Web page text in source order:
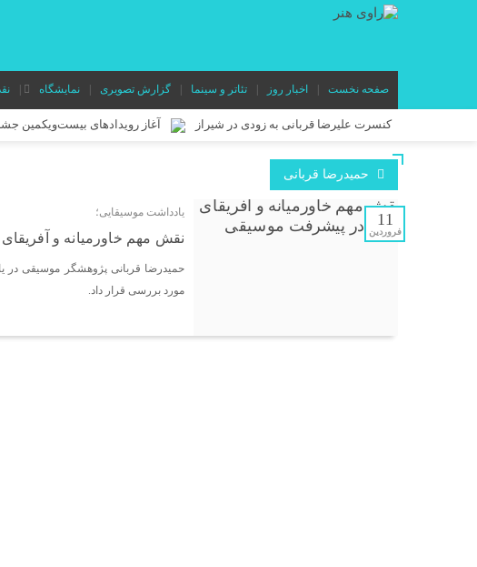
صفحه نخست اخبار روز تئاتر و سینما گزارش تصویری نمایشگاه
کنسرت علیرضا قربانی به زودی در شیراز آغاز رویدادهای بیست‌ویکمین
در آستانه آغاز اجرا در عمارت هما؛ پوستر نمایش «وانیا و سونیا و ماشا و اسپایک»
ابراهیم برفرازی هم‌زمان با اجرای «مده‌آ اجرا نمی‌شود! خب چیکار کنم؟» نقاشی
«درخت گیلاس» به تماشاخانه مهر حوزه هنری می‌آید/ روایتی نمادین از آزادگی
در آستانه
«مستطیل سرخ» در مسیر جهانی/ فیلم کوتاه یوسف بیگی راهی جشنواره‌های
حميدرضا قربانی
11
فروردین
یادداشت موسیقایی؛
نقش مهم خاورمیانه و
حمیدرضا قربانی پژوهشگر موسیقی در
مورد بررسی قرار داد.